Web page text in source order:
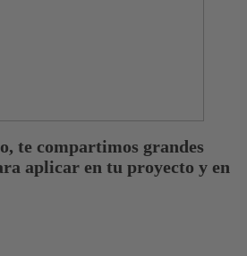
te compartimos grandes
aplicar en tu proyecto y en